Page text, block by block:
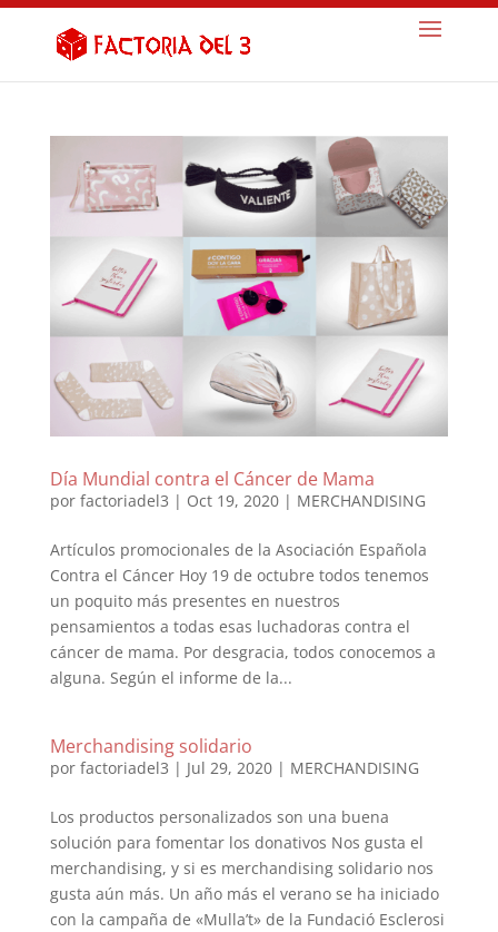
Día Mundial contra el Cáncer de Mama
por factoriadel3 | Oct 19, 2020| MERCHANDISING
Artículos promocionales de la Asociación Española
Contra el Cáncer Hoy 19 de octubre todos tenemos
un poquito más presentes en nuestros
pensamientos a todas esas luchadoras contra el
cáncer de mama. Por desgracia, todos conocemos a
alguna. Según el informe de la...
Merchandising solidario
por factoriadel3 | Jul 29, 2020| MERCHANDISING
Los productos personalizados son una buena
solución para fomentar los donativos Nos gusta el
merchandising, y si es merchandising solidario nos
gusta aún más. Un año más el verano se ha iniciado
con la campaña de «Mulla’t» de la Fundació Esclerosi